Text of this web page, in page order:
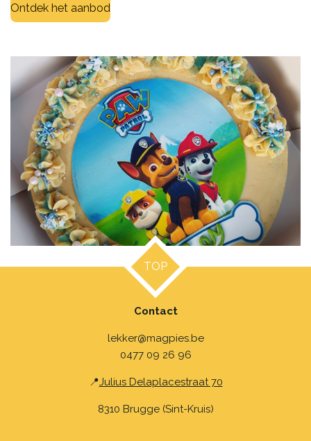
Ontdek het aanbod
TOP
Contact
lekker@magpies.be
0477 09 26 96
📍Julius Delaplacestraat 70
8310 Brugge (Sint-Kruis)